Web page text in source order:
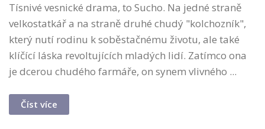
Tísnivé vesnické drama, to Sucho. Na jedné straně
velkostatkář a na straně druhé chudý "kolchozník",
který nutí rodinu k soběstačnému životu, ale také
klíčící láska revoltujících mladých lidí. Zatímco ona
je dcerou chudého farmáře, on synem vlivného ...
Číst více